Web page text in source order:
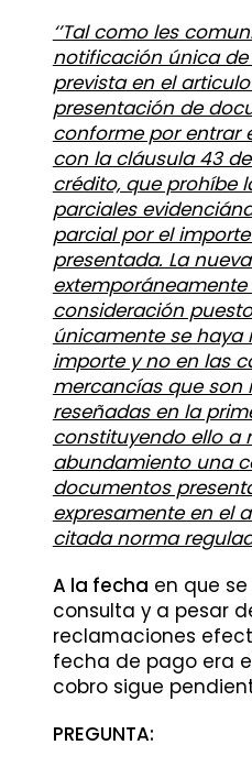
‘’Tal como les
notificación única de
prevista en el articulo
presentación de
conforme por entrar
con la cláusula 43
crédito, que prohíbe
parciales
parcial por el
presentada. La
consideración
únicamente se
importe y no en las
mercancías que son
reseñadas en la
constituyendo ello a
abundamiento una
documentos
expresamente en el
citada norma
A la fecha en que
consulta y a pesar
reclamaciones
fecha de pago era
cobro sigue
PREGUNTA: